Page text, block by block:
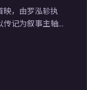
映，由罗泓轸执
记为叙事主轴，
”的一天；摄影与
看高清电视剧在